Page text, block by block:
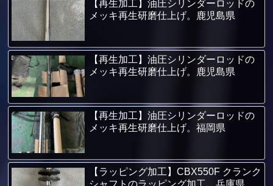
【再生加工】油圧シリンダーロッドの
メッキ再生研磨仕上げ。鹿児島県
【再生加工】油圧シリンダーロッドの
メッキ再生研磨仕上げ。鹿児島県
【再生加工】油圧シリンダーロッドの
メッキ再生研磨仕上げ。福岡県
【ラッピング加工】CBX550F クランク
シャフトのラッピング加工。兵庫県